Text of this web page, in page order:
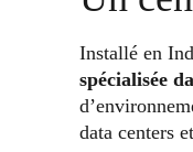
Installé en
spécialisée
data centers